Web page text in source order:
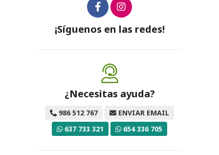
¡Síguenos en las redes!
¿Necesitas ayuda?
986 512 767
ENVIAR EMAIL
637 733 321
654 336 705